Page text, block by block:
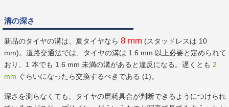
溝の深さ
新品のタイヤの溝は、夏タイヤなら 8 mm (スタッドレスは 10
mm)。道路交通法では、タイヤの溝は 1.6 mm 以上必要と定められて
おり、1 本でも 1.6 mm 未満の溝があると違反になる。遅くとも 2
mm ぐらいになったら交換するべきである (1)。
深さを測らなくても、タイヤの磨耗具合が判断できるようにつけられ